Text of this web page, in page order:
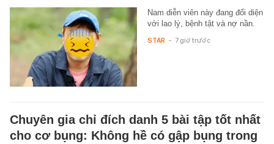
Nam diễn viên này đang đối diện
với lao lý, bệnh tật và nợ nần.
STAR - 7 giờ trước
Chuyên gia chỉ đích danh 5 bài tập tốt nhất
cho cơ bụng: Không hề có gập bụng trong